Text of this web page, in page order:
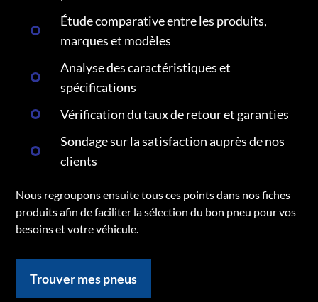
Étude comparative entre les produits,
marques et modèles
Analyse des caractéristiques et
spécifications
Vérification du taux de retour et garanties
Sondage sur la satisfaction auprès de nos
clients
Nous regroupons ensuite tous ces points dans nos fiches
produits afin de faciliter la sélection du bon pneu pour vos
besoins et votre véhicule.
Trouver mes pneus